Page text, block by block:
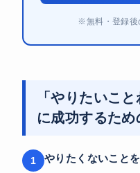
※無料・登録後
「やりたいこ
に成功するた
やりたくないこと